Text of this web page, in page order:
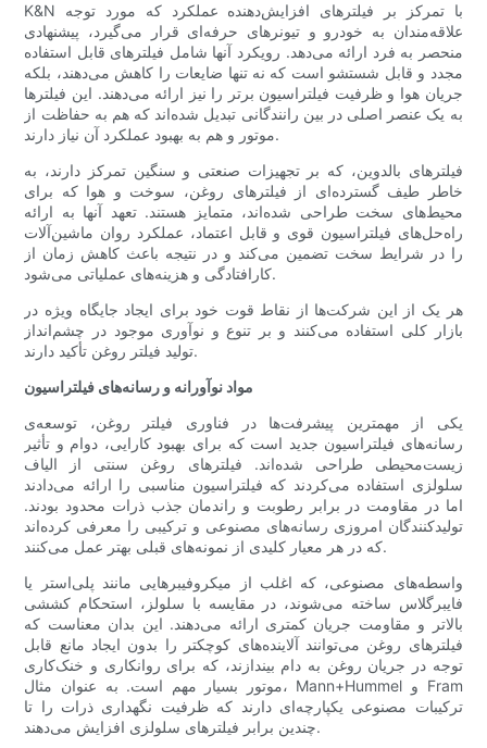
K&N با تمرکز بر فیلترهای افزایش‌دهنده عملکرد که مورد توجه
علاقه‌مندان به خودرو و تیونرهای حرفه‌ای قرار می‌گیرد، پیشنهادی
منحصر به فرد ارائه می‌دهد. رویکرد آنها شامل فیلترهای قابل استفاده
مجدد و قابل شستشو است که نه تنها ضایعات را کاهش می‌دهند، بلکه
جریان هوا و ظرفیت فیلتراسیون برتر را نیز ارائه می‌دهند. این فیلترها
به یک عنصر اصلی در بین رانندگانی تبدیل شده‌اند که هم به حفاظت از
موتور و هم به بهبود عملکرد آن نیاز دارند.
فیلترهای بالدوین، که بر تجهیزات صنعتی و سنگین تمرکز دارند، به
خاطر طیف گسترده‌ای از فیلترهای روغن، سوخت و هوا که برای
محیط‌های سخت طراحی شده‌اند، متمایز هستند. تعهد آنها به ارائه
راه‌حل‌های فیلتراسیون قوی و قابل اعتماد، عملکرد روان ماشین‌آلات
را در شرایط سخت تضمین می‌کند و در نتیجه باعث کاهش زمان از
کارافتادگی و هزینه‌های عملیاتی می‌شود.
هر یک از این شرکت‌ها از نقاط قوت خود برای ایجاد جایگاه ویژه در
بازار کلی استفاده می‌کنند و بر تنوع و نوآوری موجود در چشم‌انداز
تولید فیلتر روغن تأکید دارند.
مواد نوآورانه و رسانه‌های فیلتراسیون
یکی از مهمترین پیشرفت‌ها در فناوری فیلتر روغن، توسعه‌ی
رسانه‌های فیلتراسیون جدید است که برای بهبود کارایی، دوام و تأثیر
زیست‌محیطی طراحی شده‌اند. فیلترهای روغن سنتی از الیاف
سلولزی استفاده می‌کردند که فیلتراسیون مناسبی را ارائه می‌دادند
اما در مقاومت در برابر رطوبت و راندمان جذب ذرات محدود بودند.
تولیدکنندگان امروزی رسانه‌های مصنوعی و ترکیبی را معرفی کرده‌اند
که در هر معیار کلیدی از نمونه‌های قبلی بهتر عمل می‌کنند.
واسطه‌های مصنوعی، که اغلب از میکروفیبرهایی مانند پلی‌استر یا
فایبرگلاس ساخته می‌شوند، در مقایسه با سلولز، استحکام کششی
بالاتر و مقاومت جریان کمتری ارائه می‌دهند. این بدان معناست که
فیلترهای روغن می‌توانند آلاینده‌های کوچکتر را بدون ایجاد مانع قابل
توجه در جریان روغن به دام بیندازند، که برای روانکاری و خنک‌کاری
موتور بسیار مهم است. به عنوان مثال، Mann+Hummel و Fram
ترکیبات مصنوعی یکپارچه‌ای دارند که ظرفیت نگهداری ذرات را تا
چندین برابر فیلترهای سلولزی افزایش می‌دهند.